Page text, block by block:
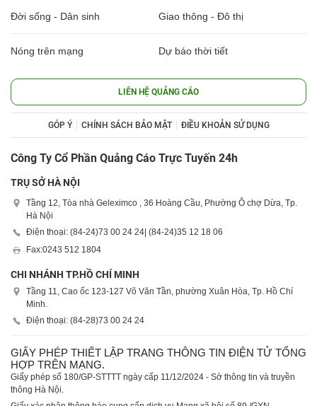
Đời sống - Dân sinh Giao thông - Đô thị
Nóng trên mạng Dự báo thời tiết
LIÊN HỆ QUẢNG CÁO
GÓP Ý CHÍNH SÁCH BẢO MẬT ĐIỀU KHOẢN SỬ DỤNG
Công Ty Cổ Phần Quảng Cáo Trực Tuyến 24h
TRỤ SỞ HÀ NỘI
Tầng 12, Tòa nhà Geleximco , 36 Hoàng Cầu, Phường Ô chợ Dừa, Tp.
Hà Nội
Điện thoại: (84-24)73 00 24 24| (84-24)35 12 18 06
Fax:0243 512 1804
CHI NHÁNH TP.HỒ CHÍ MINH
Tầng 11, Cao ốc 123-127 Võ Văn Tần, phường Xuân Hòa, Tp. Hồ Chí
Minh.
Điện thoại: (84-28)73 00 24 24
GIẤY PHÉP THIẾT LẬP TRANG THÔNG TIN ĐIỆN TỬ TỔNG
HỢP TRÊN MẠNG.
Giấy phép số 180/GP-STTTT ngày cấp 11/12/2024 - Sở thông tin và truyền
thông Hà Nội.